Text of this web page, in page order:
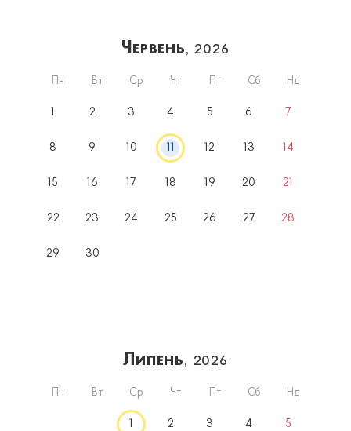
Червень, 2026
Пн Вт Ср Чт Пт Сб Нд
1 2 3 4 5 6 7
8 9 10 11 12 13 14
15 16 17 18 19 20 21
22 23 24 25 26 27 28
29 30
Липень, 2026
Пн Вт Ср Чт Пт Сб Нд
2 3 4 5